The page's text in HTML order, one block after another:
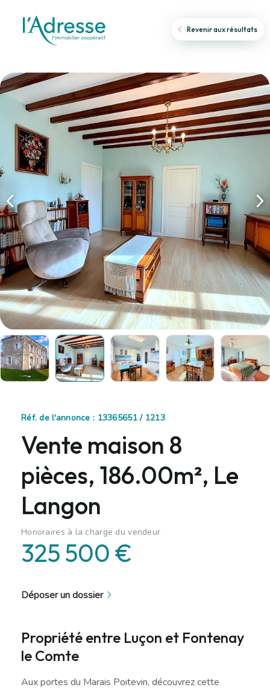
Revenir aux résultats
Réf. de l'annonce : 13365651 / 1213
Vente maison 8
pièces, 186.00m², Le
Langon
Honoraires à la charge du vendeur
325 500 €
Déposer un dossier
Propriété entre Luçon et Fontenay
le Comte
Aux portes du Marais Poitevin, découvrez cette